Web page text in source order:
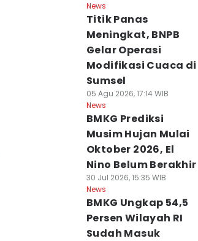
News
Titik Panas
Meningkat, BNPB
Gelar Operasi
Modifikasi Cuaca di
Sumsel
05 Agu 2026, 17:14 WIB
News
BMKG Prediksi
Musim Hujan Mulai
Oktober 2026, El
Nino Belum Berakhir
30 Jul 2026, 15:35 WIB
News
BMKG Ungkap 54,5
Persen Wilayah RI
Sudah Masuk